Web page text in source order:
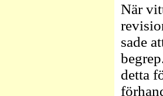
När
sade
detta